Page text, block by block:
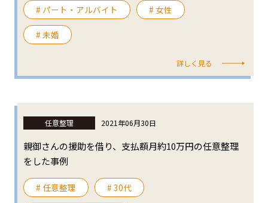
# パート・アルバイト # 女性
# 未婚
詳しく見る
任意整理 2021年06月30日
親御さんの援助を借り、支払額月約10万円の任意整理
をした事例
# 任意整理 # 30代